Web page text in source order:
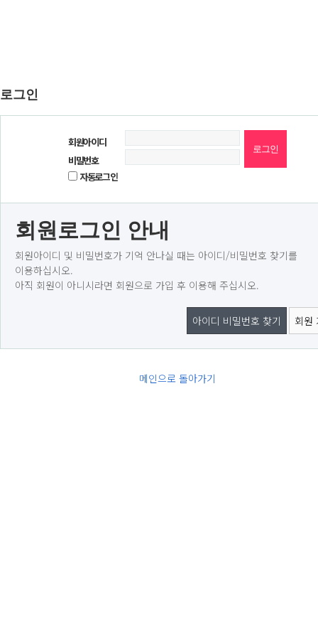
로그인
회원아이디
비밀번호
자동로그인
회원로그인 안내
회원아이디 및 비밀번호가 기억 안나실 때는 아이디/비밀번호 찾기를
이용하십시오.
아직 회원이 아니시라면 회원으로 가입 후 이용해 주십시오.
아이디 비밀번호 찾기 회원
메인으로 돌아가기